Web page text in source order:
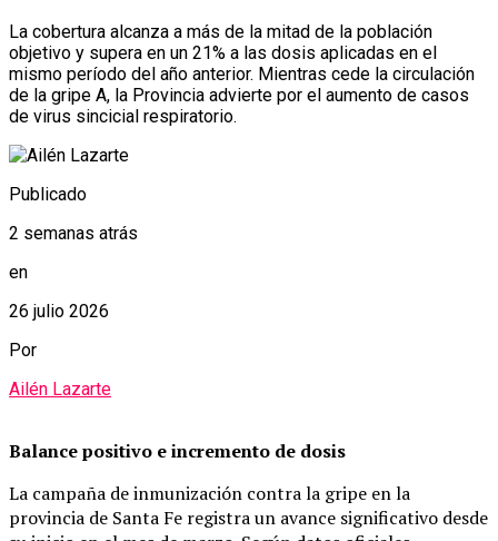
La cobertura alcanza a más de la mitad de la población
objetivo y supera en un 21% a las dosis aplicadas en el
mismo período del año anterior. Mientras cede la circulación
de la gripe A, la Provincia advierte por el aumento de casos
de virus sincicial respiratorio.
Publicado
2 semanas atrás
en
26 julio 2026
Por
Ailén Lazarte
Balance positivo e incremento de dosis
La campaña de inmunización contra la gripe en la
provincia de Santa Fe registra un avance significativo desde